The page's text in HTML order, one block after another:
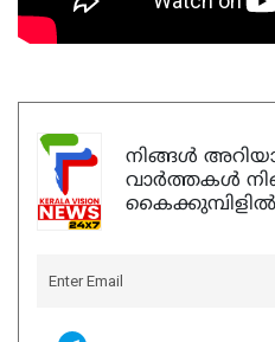
നിങ്ങൾ
വാർത്തകൾ
കൈക്കുമ്പിളിൽ